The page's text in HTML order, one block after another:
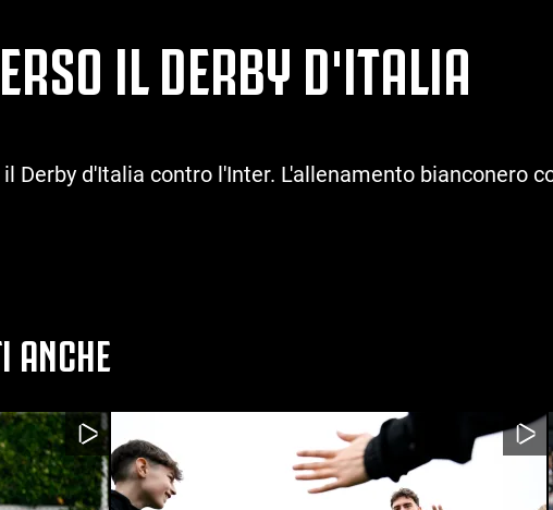
IL DERBY D'ITALIA
Derby d'Italia contro l'Inter. L'allenamento bianconero
ANCHE